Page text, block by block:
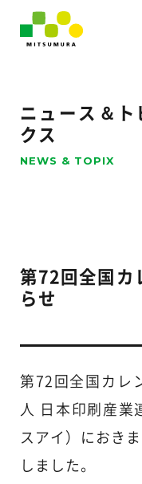
ニュース＆ト
クス
NEWS & TOPIX
第72回全国
らせ
第72回全国カレ
人 日本印刷産業
スアイ）におき
しました。